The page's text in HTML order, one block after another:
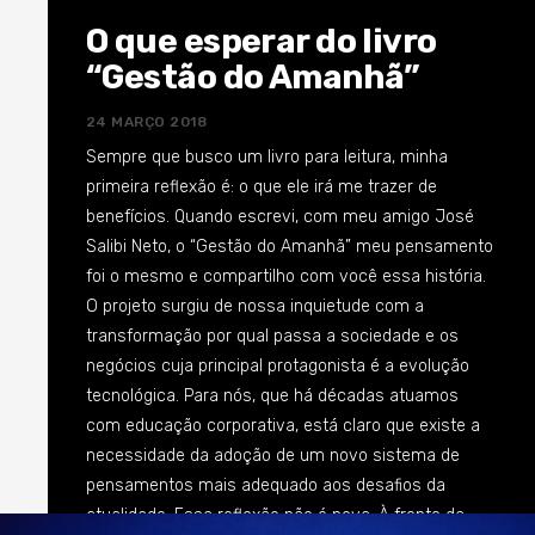
o “Gestão do Amanhã”: temos de nos dedicar a falar
mais sobre Cultura Organizacional. Uma
não acontece se não houver uma inserção da
mesma intensidade na Cultura do negócio. Foi da
imperativa necessidade de explorarmos os
mecanismos desse contexto que decidimos
produzir, em tempo recorde, a obra “O Novo Código
da Cultura: Transformação Organizacional na Gestão
do Amanhã”. Nesse livro desvendamos o significado
da Cultura organizacional e suas nuances e
apontamos um caminho para a transformação. Há
muita pouca literatura sobre o tema no mundo.
Desconheço uma obra que se dedique a explorar
essa temática à luz das transformações atuais.
Decidimos, mais uma vez, ousar e trazer uma nova
O que esperar do livro
“Gestão do Amanhã”
24 MARÇO 2018
Sempre que busco um livro para leitura, minha
primeira reflexão é: o que ele irá me trazer de
benefícios. Quando escrevi, com meu amigo José
Salibi Neto, o “Gestão do Amanhã” meu pensamento
foi o mesmo e compartilho com você essa história.
O projeto surgiu de nossa inquietude com a
transformação por qual passa a sociedade e os
negócios cuja principal protagonista é a evolução
tecnológica. Para nós, que há décadas atuamos
com educação corporativa, está claro que existe a
necessidade da adoção de um novo sistema de
pensamentos mais adequado aos desafios da
atualidade. Essa reflexão não é nova. À frente da